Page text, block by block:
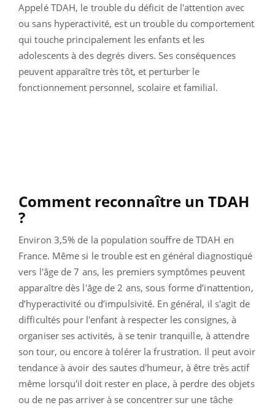
Appelé TDAH, le trouble du déficit de l'attention avec
ou sans hyperactivité, est un trouble du comportement
qui touche principalement les enfants et les
adolescents à des degrés divers. Ses conséquences
peuvent apparaître très tôt, et perturber le
fonctionnement personnel, scolaire et familial.
Comment reconnaître un TDAH
?
Environ 3,5% de la population souffre de TDAH en
France. Même si le trouble est en général diagnostiqué
vers l'âge de 7 ans, les premiers symptômes peuvent
apparaître dès l'âge de 2 ans, sous forme d’inattention,
d’hyperactivité ou d’impulsivité. En général, il s'agit de
difficultés pour l'enfant à respecter les consignes, à
organiser ses activités, à se tenir tranquille, à attendre
son tour, ou encore à tolérer la frustration. Il peut avoir
tendance à avoir des sautes d'humeur, à être très actif
même lorsqu'il doit rester en place, à perdre des objets
ou de ne pas arriver à se concentrer sur une tâche